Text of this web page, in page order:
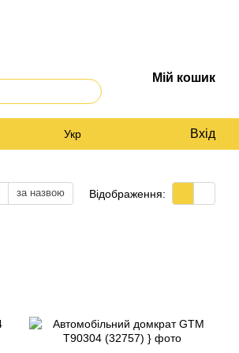
Мій кошик
Укр Вхід
за назвою Відображення: